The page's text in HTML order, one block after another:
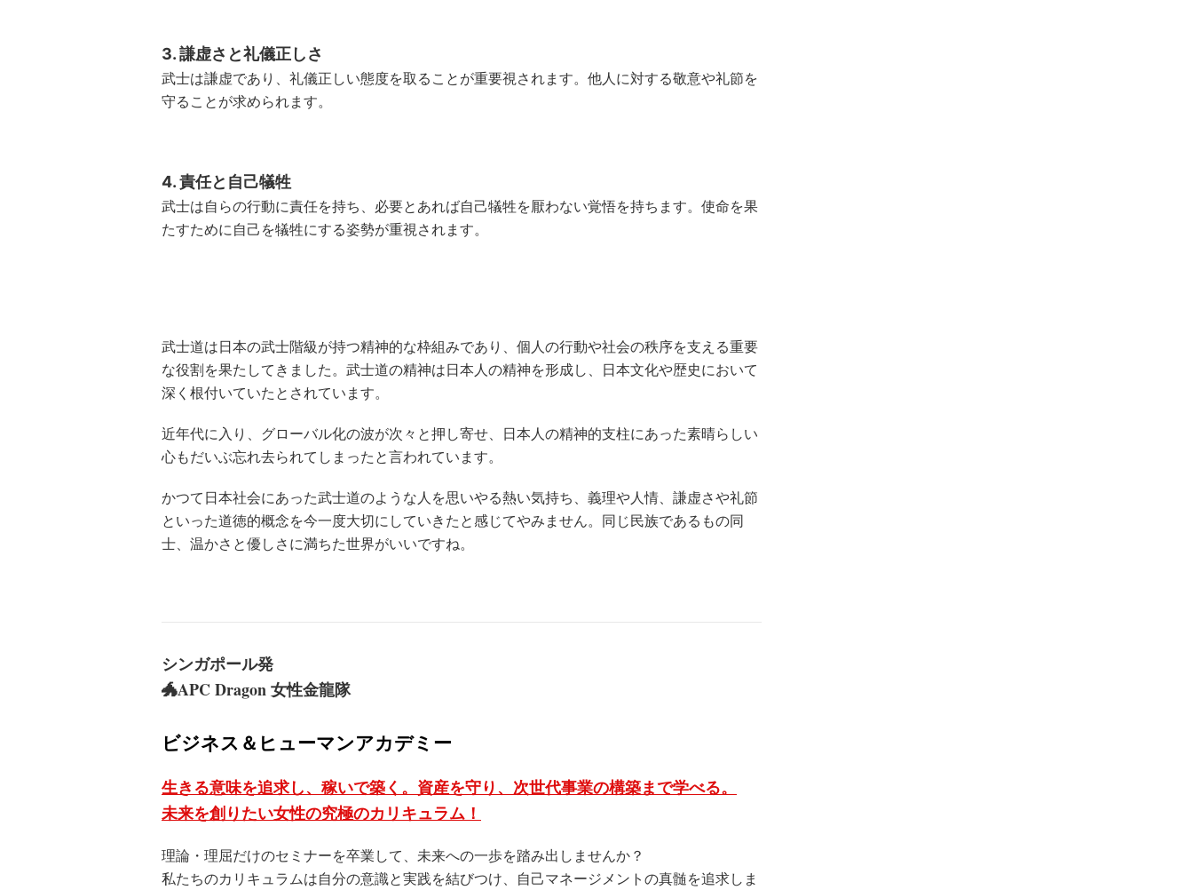
3. 謙虚さと礼儀正しさ
武士は謙虚であり、礼儀正しい態度を取ることが重要視されます。他人に対する敬意や礼節を
守ることが求められます。
4. 責任と自己犠牲
武士は自らの行動に責任を持ち、必要とあれば自己犠牲を厭わない覚悟を持ちます。使命を果
たすために自己を犠牲にする姿勢が重視されます。
武士道は日本の武士階級が持つ精神的な枠組みであり、個人の行動や社会の秩序を支える重要
な役割を果たしてきました。武士道の精神は日本人の精神を形成し、日本文化や歴史において
深く根付いていたとされています。
近年代に入り、グローバル化の波が次々と押し寄せ、日本人の精神的支柱にあった素晴らしい
心もだいぶ忘れ去られてしまったと言われています。
かつて日本社会にあった武士道のような人を思いやる熱い気持ち、義理や人情、謙虚さや礼節
といった道徳的概念を今一度大切にしていきたと感じてやみません。同じ民族であるもの同
士、温かさと優しさに満ちた世界がいいですね。
シンガポール発
🐲APC Dragon 女性金龍隊
ビジネス＆ヒューマンアカデミー
生きる意味を追求し、稼いで築く。資産を守り、次世代事業の構築まで学べる。
未来を創りたい女性の究極のカリキュラム！
理論・理屈だけのセミナーを卒業して、未来への一歩を踏み出しませんか？
私たちのカリキュラムは自分の意識と実践を結びつけ、自己マネージメントの真髄を追求しま